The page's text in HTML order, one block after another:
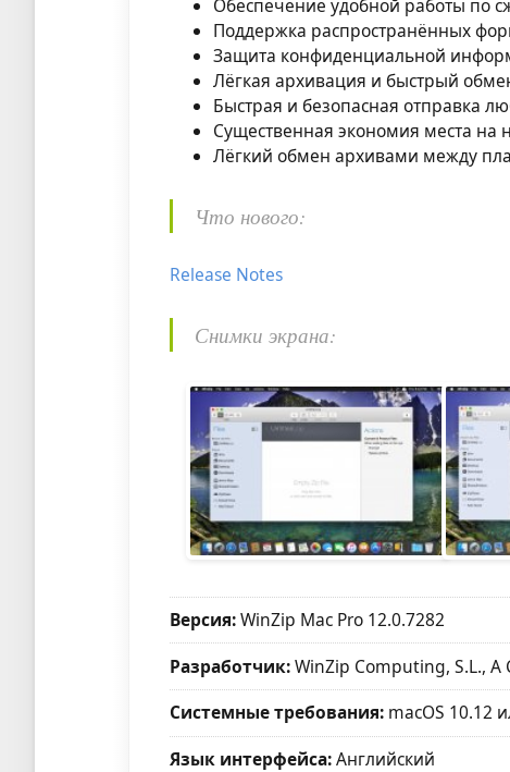
Обеспечение удобной работы по
Поддержка распространённых
Защита конфиденциальной
Лёгкая архивация и быстрый
Быстрая и безопасная отправка
Существенная экономия места на
Лёгкий обмен архивами между
Что нового:
Release Notes
Снимки экрана:
Версия:WinZip Mac Pro 12.0.7282
Разработчик:WinZip Computing, S.L., A
Системные требования: macOS 10.12
Язык интерфейса:Английский